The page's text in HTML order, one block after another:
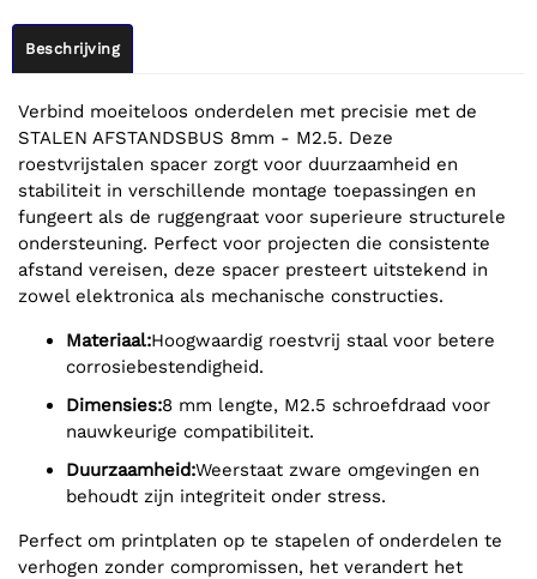
Beschrijving
Verbind moeiteloos onderdelen met precisie met de
STALEN AFSTANDSBUS 8mm - M2.5. Deze
roestvrijstalen spacer zorgt voor duurzaamheid en
stabiliteit in verschillende montage toepassingen en
fungeert als de ruggengraat voor superieure structurele
ondersteuning. Perfect voor projecten die consistente
afstand vereisen, deze spacer presteert uitstekend in
zowel elektronica als mechanische constructies.
Materiaal:Hoogwaardig roestvrij staal voor betere
corrosiebestendigheid.
Dimensies:8 mm lengte, M2.5 schroefdraad voor
nauwkeurige compatibiliteit.
Duurzaamheid:Weerstaat zware omgevingen en
behoudt zijn integriteit onder stress.
Perfect om printplaten op te stapelen of onderdelen te
verhogen zonder compromissen, het verandert het